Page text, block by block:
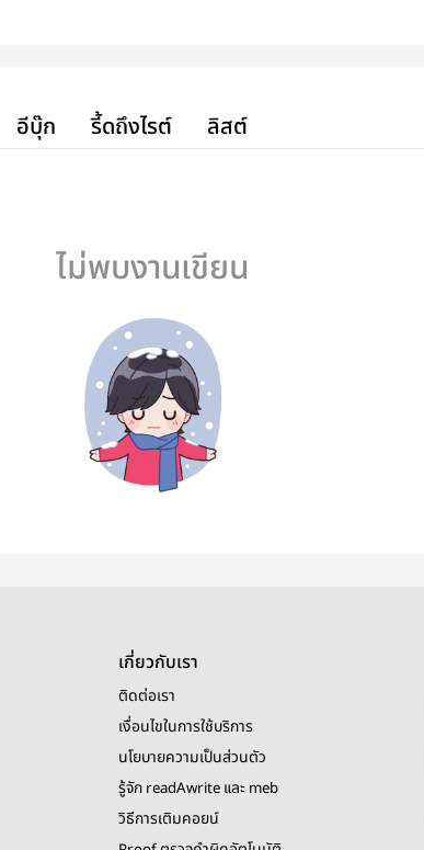
อีบุ๊ก รี้ดถึงไรต์ ลิสต์
ไม่พบงานเขียน
เกี่ยวกับเรา
ติดต่อเรา
เงื่อนไขในการใช้บริการ
นโยบายความเป็นส่วนตัว
รู้จัก readAwrite และ meb
วิธีการเติมคอยน์